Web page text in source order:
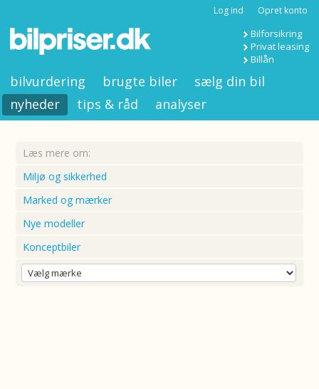
Log ind Opret konto
Bilforsikring
Privat leasing
Billån
bilvurdering brugte biler
sælg din bil
nyheder
tips & råd analyser
Læs mere om:
Miljø og sikkerhed
Marked og mærker
Nye modeller
Konceptbiler